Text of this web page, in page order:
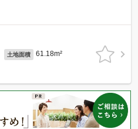
土地面積 61.18m²